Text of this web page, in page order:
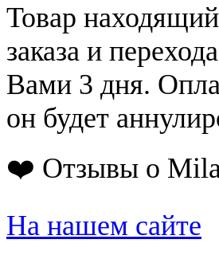
Товар
заказа и
Вами 3 дня.
он будет
❤️ Отзывы о
На нашем сайте